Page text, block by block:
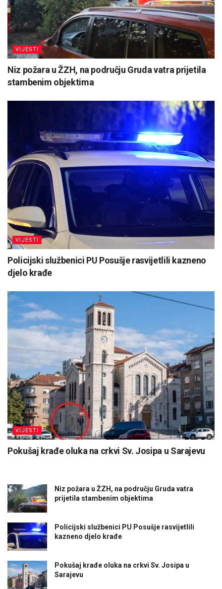
VIJESTI
Niz požara u ŽZH, na području Gruda vatra prijetila
stambenim objektima
VIJESTI
Policijski službenici PU Posušje rasvijetlili kazneno
djelo krađe
VIJESTI
Pokušaj krađe oluka na crkvi Sv. Josipa u Sarajevu
Niz požara u ŽZH, na području Gruda vatra
prijetila stambenim objektima
Policijski službenici PU Posušje rasvijetlili
kazneno djelo krađe
Pokušaj krađe oluka na crkvi Sv. Josipa u
Sarajevu